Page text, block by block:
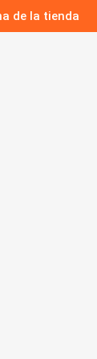
de la tienda